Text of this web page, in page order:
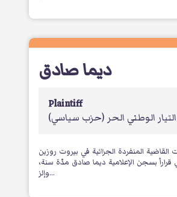
ديما صادق
Plaintiff
التيار الوطني الحر (حزب سياسي)
القاضية المنفردة الجزائية في بيروت روزين
بسجن الإعلامية ديما صادق مدّة سنة،
وإلز...